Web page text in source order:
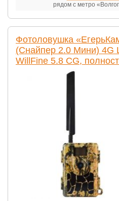
рядом с метро
Фотоловушка
(Снайпер 2.0 Мини) 4G
WillFine 5.8 CG,